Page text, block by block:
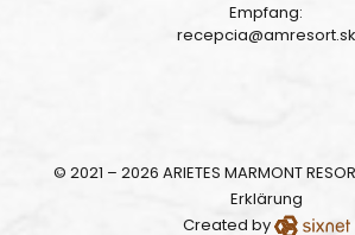
Empfang:
recepcia@amresort.sk
© 2021 – 2026 ARIETES MARMONT
Erklärung
Created by